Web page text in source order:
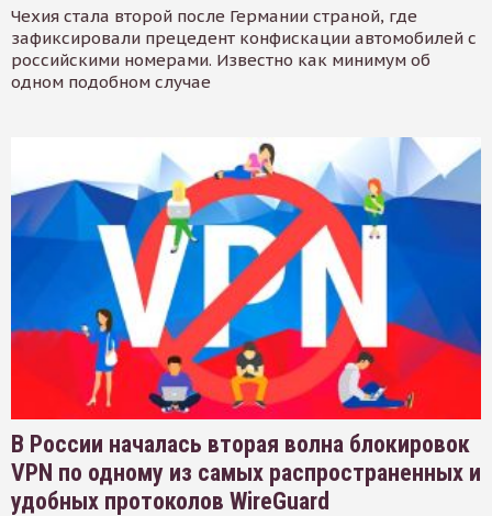
Чехия стала второй после Германии страной, где
зафиксировали прецедент конфискации автомобилей с
российскими номерами. Известно как минимум об
одном подобном случае
В России началась вторая волна блокировок
VPN по одному из самых распространенных и
удобных протоколов WireGuard